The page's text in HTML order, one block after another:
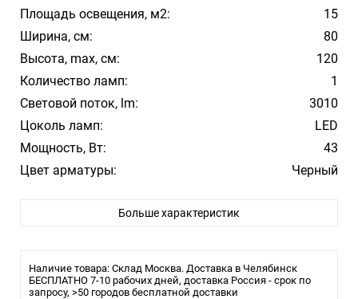
Площадь освещения, м2:
15
Ширина, см:
80
Высота, max, см:
120
Количество ламп:
1
Световой поток, lm:
3010
Цоколь ламп:
LED
Мощность, Вт:
43
Цвет арматуры:
Черный
Материал плафона/абажура:
Тип крепления:
Монтажная пластина
Больше характеристик
Наличие товара: Склад Москва. Доставка в Челябинск
БЕСПЛАТНО 7-10 рабочих дней, доставка Россия - срок по
запросу, >50 городов бесплатной доставки